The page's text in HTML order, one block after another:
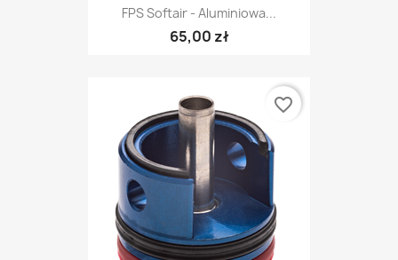
FPS Softair - Aluminiowa...
65,00 zł
favorite_border